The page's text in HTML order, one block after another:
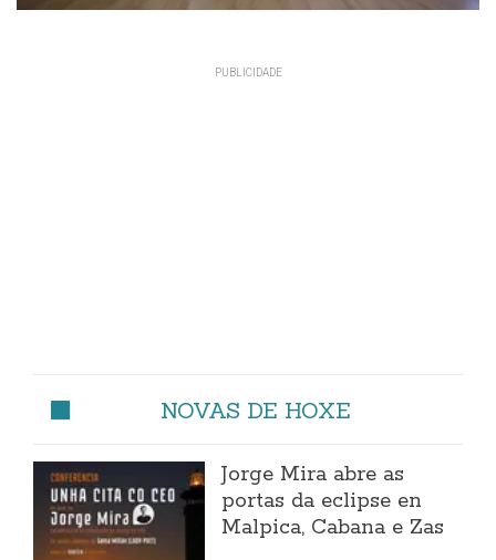
NOVAS DE HOXE
Jorge Mira abre as
portas da eclipse en
Malpica, Cabana e Zas